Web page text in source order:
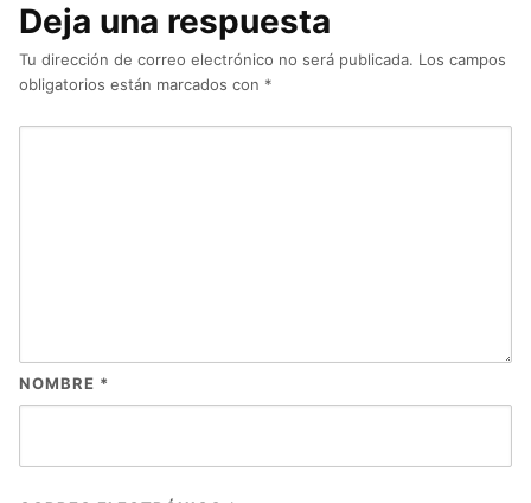
Deja una respuesta
Tu dirección de correo electrónico no será publicada. Los campos
obligatorios están marcados con *
NOMBRE *